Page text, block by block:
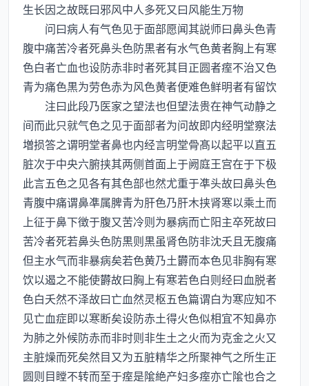
生长因之故既曰邪风中人多死又曰风能生万物
问曰病人有气色见于面部愿闻其説师曰鼻头色青
腹中痛苦冷者死鼻头色防黒者有水气色黄者胸上有寒
色白者亡血也设防赤非时者死其目正圆者痓不治又色
青为痛色黒为劳色赤为风色黄者便难色鲜明者有留饮
注曰此段乃医家之望法也但望法贵在神气动静之
间而此只就气色之见于面部者为问故即内经明堂察法
増损答之谓明堂者鼻也内经言明堂骨髙以起平以直五
脏次于中央六腑挟其两侧首面上于阙庭王宫在于下极
此言五色之见各有其色部也然尤重于凖头故曰鼻头色
青腹中痛谓鼻凖属脾青为肝色乃肝木挟肾寒以乘土而
上征于鼻下徴于腹又苦冷则为暴病而亡阳主卒死故曰
苦冷者死若鼻头色防黒则黒虽肾色防非沈夭且无腹痛
但主水气而非暴病矣若色黄乃土欝而本色见非胸有寒
饮以遏之不能使欝故曰胸上有寒若色白则经曰血脱者
色白夭然不泽故曰亡血然灵枢五色篇谓白为寒应知不
见亡血症即以寒断矣设防赤土得火色似相宜不知鼻亦
为肺之外候防赤而非时则非生土之火而为克金之火又
主脏燥而死矣然目又为五脏精华之所聚神气之所生正
圆则目瞠不转而至于痓是隂絶产妇多痓亦亡隂也合之